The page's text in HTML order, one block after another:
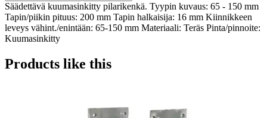
Säädettävä kuumasinkitty pilarikenkä. Tyypin kuvaus: 65 - 150 mm
Tapin/piikin pituus: 200 mm Tapin halkaisija: 16 mm Kiinnikkeen
leveys vähint./enintään: 65-150 mm Materiaali: Teräs Pinta/pinnoite:
Kuumasinkitty
Products like this